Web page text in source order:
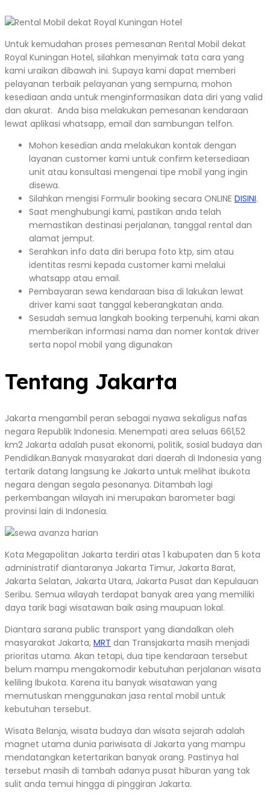
Untuk kemudahan proses pemesanan Rental Mobil dekat
Royal Kuningan Hotel, silahkan menyimak tata cara yang
kami uraikan dibawah ini. Supaya kami dapat memberi
pelayanan terbaik pelayanan yang sempurna, mohon
kesediaan anda untuk menginformasikan data diri yang valid
dan akurat. Anda bisa melakukan pemesanan kendaraan
lewat aplikasi whatsapp, email dan sambungan telfon.
Mohon kesedian anda melakukan kontak dengan
layanan customer kami untuk confirm ketersediaan
unit atau konsultasi mengenai tipe mobil yang ingin
disewa.
Silahkan mengisi Formulir booking secara ONLINE DISINI.
Saat menghubungi kami, pastikan anda telah
memastikan destinasi perjalanan, tanggal rental dan
alamat jemput.
Serahkan info data diri berupa foto ktp, sim atau
identitas resmi kepada customer kami melalui
whatsapp atau email.
Pembayaran sewa kendaraan bisa di lakukan lewat
driver kami saat tanggal keberangkatan anda.
Sesudah semua langkah booking terpenuhi, kami akan
memberikan informasi nama dan nomer kontak driver
serta nopol mobil yang digunakan
Tentang Jakarta
Jakarta mengambil peran sebagai nyawa sekaligus nafas
negara Republik Indonesia. Menempati area seluas 661,52
km2 Jakarta adalah pusat ekonomi, politik, sosial budaya dan
Pendidikan.Banyak masyarakat dari daerah di Indonesia yang
tertarik datang langsung ke Jakarta untuk melihat ibukota
negara dengan segala pesonanya. Ditambah lagi
perkembangan wilayah ini merupakan barometer bagi
provinsi lain di Indonesia.
Kota Megapolitan Jakarta terdiri atas 1 kabupaten dan 5 kota
administratif diantaranya Jakarta Timur, Jakarta Barat,
Jakarta Selatan, Jakarta Utara, Jakarta Pusat dan Kepulauan
Seribu. Semua wilayah terdapat banyak area yang memiliki
daya tarik bagi wisatawan baik asing maupuan lokal.
Diantara sarana public transport yang diandalkan oleh
masyarakat Jakarta, MRT dan Transjakarta masih menjadi
prioritas utama. Akan tetapi, dua tipe kendaraan tersebut
belum mampu mengakomodir kebutuhan perjalanan wisata
keliling Ibukota. Karena itu banyak wisatawan yang
memutuskan menggunakan jasa rental mobil untuk
kebutuhan tersebut.
Wisata Belanja, wisata budaya dan wisata sejarah adalah
magnet utama dunia pariwisata di Jakarta yang mampu
mendatangkan ketertarikan banyak orang. Pastinya hal
tersebut masih di tambah adanya pusat hiburan yang tak
sulit anda temui hingga di pinggiran Jakarta.